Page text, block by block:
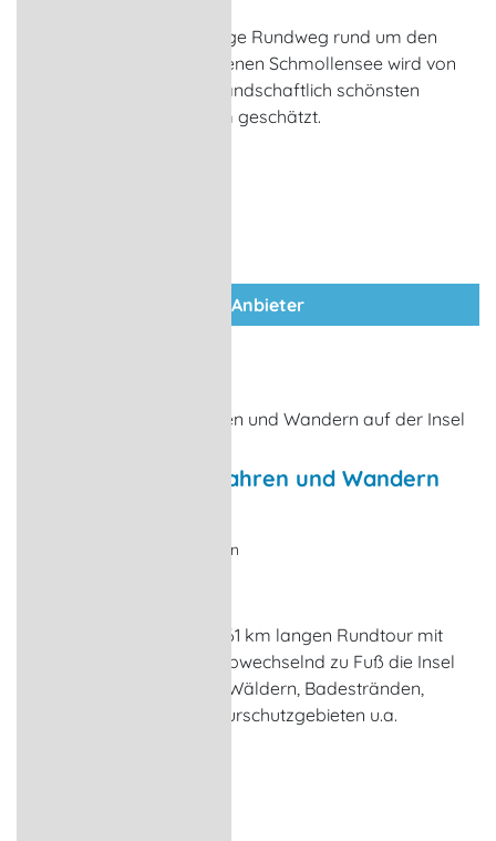
Der etwa 18 Kilometer lange Rundweg rund um den
westlich von Bansin gelegenen Schmollensee wird von
Wanderern als einer der landschaftlich schönsten
Wanderwege auf Usedom geschätzt.
zum Anbieter
Rundtour zum Radfahren und Wandern
Fahrradtour, Wanderungen
Erleben Sie auf dieser ca. 61 km langen Rundtour mit
dem Fahrrad oder auch abwechselnd zu Fuß die Insel
Poel mit ihren Steilküsten, Wäldern, Badestränden,
Häfen, Leuchttürmen, Naturschutzgebieten u.a.